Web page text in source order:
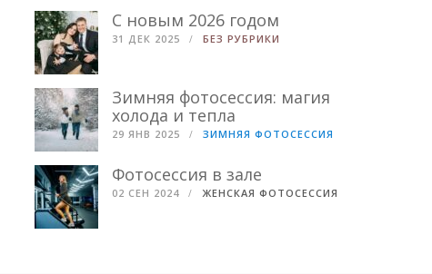
С новым 2026 годом
31 ДЕК 2025 БЕЗ РУБРИКИ
Зимняя фотосессия: магия
холода и тепла
29 ЯНВ 2025 ЗИМНЯЯ ФОТОСЕССИЯ
Фотосессия в зале
02 СЕН 2024 ЖЕНСКАЯ ФОТОСЕССИЯ